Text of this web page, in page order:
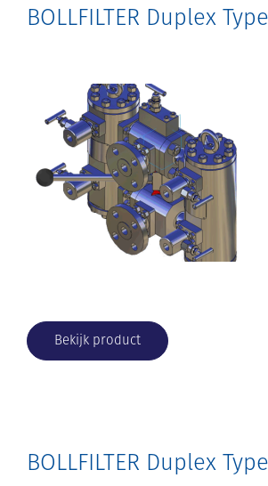
BOLLFILTER Duplex
Bekijk product
BOLLFILTER Duplex